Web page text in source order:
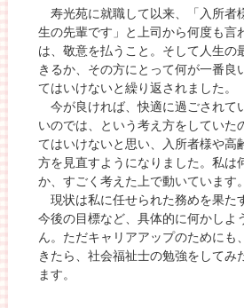
寿光苑に就職して以来、「入所者
生の先輩です」と上司から何度も言
は、敬意を払うこと。そして人生の
きるか、その方にとって何が一番良
てはいけないと繰り返されました。
今が良ければ、快適に過ごされて
いのでは、という考え方をしていた
てはいけないと思い、入所者様や高
方を見直すようになりました。私は
か、すごく考えた上で動いています。
現状は私に任せられた務めを果た
今後の目標など、具体的に何かしよ
ん。ただキャリアアップのためにも
きたら、社会福祉士の勉強をしてみ
ます。